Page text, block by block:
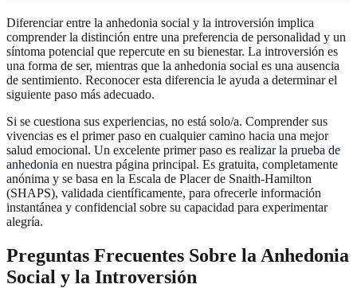
Diferenciar entre la anhedonia social y la introversión implica
comprender la distinción entre una preferencia de personalidad y un
síntoma potencial que repercute en su bienestar. La introversión es
una forma de ser, mientras que la anhedonia social es una ausencia
de sentimiento. Reconocer esta diferencia le ayuda a determinar el
siguiente paso más adecuado.
Si se cuestiona sus experiencias, no está solo/a. Comprender sus
vivencias es el primer paso en cualquier camino hacia una mejor
salud emocional. Un excelente primer paso es realizar la prueba de
anhedonia en nuestra página principal. Es gratuita, completamente
anónima y se basa en la Escala de Placer de Snaith-Hamilton
(SHAPS), validada científicamente, para ofrecerle información
instantánea y confidencial sobre su capacidad para experimentar
alegría.
Preguntas Frecuentes Sobre la Anhedonia
Social y la Introversión